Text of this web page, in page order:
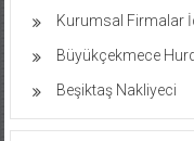
Kurumsal Firmalar
Büyükçekmece
Beşiktaş Nakliyeci